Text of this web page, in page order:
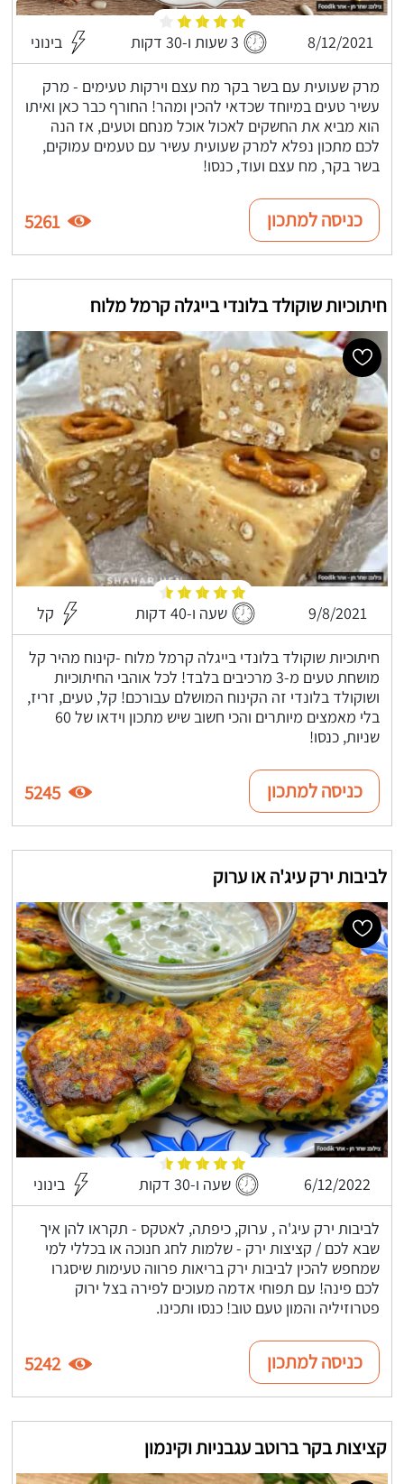
8/12/2021 3 שעות ו-30 דקות בינוני
מרק שעועית עם בשר בקר מח עצם וירקות טעימים - מרק
עשיר טעים במיוחד שכדאי להכין ומהר! החורף כבר כאן ואיתו
הוא מביא את החשקים לאכול אוכל מנחם וטעים, אז הנה
לכם מתכון נפלא למרק שעועית עשיר עם טעמים עמוקים,
בשר בקר, מח עצם ועוד, כנסו!
כניסה למתכון 5261
חיתוכיות שוקולד בלונדי בייגלה קרמל מלוח
9/8/2021 שעה ו-40 דקות קל
חיתוכיות שוקולד בלונדי בייגלה קרמל מלוח -קינוח מהיר קל
מושחת טעים מ-3 מרכיבים בלבד! לכל אוהבי החיתוכיות
ושוקולד בלונדי זה הקינוח המושלם עבורכם! קל, טעים, זריז,
בלי מאמצים מיותרים והכי חשוב שיש מתכון וידאו של 60
שניות, כנסו!
כניסה למתכון 5245
לביבות ירק עיג'ה או ערוק
6/12/2022 שעה ו-30 דקות בינוני
לביבות ירק עיג'ה , ערוק, כיפתה, לאטקס - תקראו להן איך
שבא לכם / קציצות ירק - שלמות לחג חנוכה או בכללי למי
שמחפש להכין לביבות ירק בריאות פרווה טעימות שיסגרו
לכם פינה! עם תפוחי אדמה מעוכים לפירה בצל ירוק
פטרוזיליה והמון טעם טוב! כנסו ותכינו.
כניסה למתכון 5242
קציצות בקר ברוטב עגבניות וקינמון